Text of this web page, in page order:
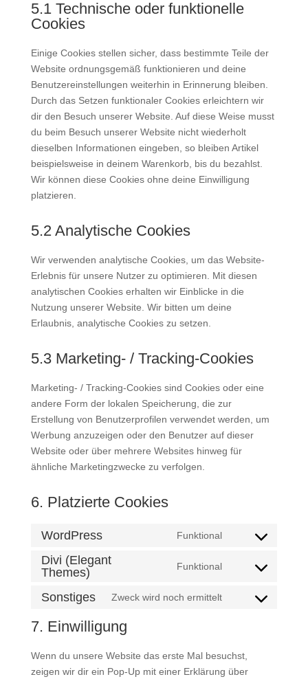
5.1 Technische oder funktionelle
Cookies
Einige Cookies stellen sicher, dass bestimmte Teile der
Website ordnungsgemäß funktionieren und deine
Benutzereinstellungen weiterhin in Erinnerung bleiben.
Durch das Setzen funktionaler Cookies erleichtern wir
dir den Besuch unserer Website. Auf diese Weise musst
du beim Besuch unserer Website nicht wiederholt
dieselben Informationen eingeben, so bleiben Artikel
beispielsweise in deinem Warenkorb, bis du bezahlst.
Wir können diese Cookies ohne deine Einwilligung
platzieren.
5.2 Analytische Cookies
Wir verwenden analytische Cookies, um das Website-
Erlebnis für unsere Nutzer zu optimieren. Mit diesen
analytischen Cookies erhalten wir Einblicke in die
Nutzung unserer Website. Wir bitten um deine
Erlaubnis, analytische Cookies zu setzen.
5.3 Marketing- / Tracking-Cookies
Marketing- / Tracking-Cookies sind Cookies oder eine
andere Form der lokalen Speicherung, die zur
Erstellung von Benutzerprofilen verwendet werden, um
Werbung anzuzeigen oder den Benutzer auf dieser
Website oder über mehrere Websites hinweg für
ähnliche Marketingzwecke zu verfolgen.
6. Platzierte Cookies
WordPress Funktional
Consent
service
Divi (Elegant
Themes)
Funktional
Consent
service
themes)
Sonstiges Zweck wird noch ermittelt
Consent
sonstiges
7. Einwilligung
Wenn du unsere Website das erste Mal besuchst,
zeigen wir dir ein Pop-Up mit einer Erklärung über